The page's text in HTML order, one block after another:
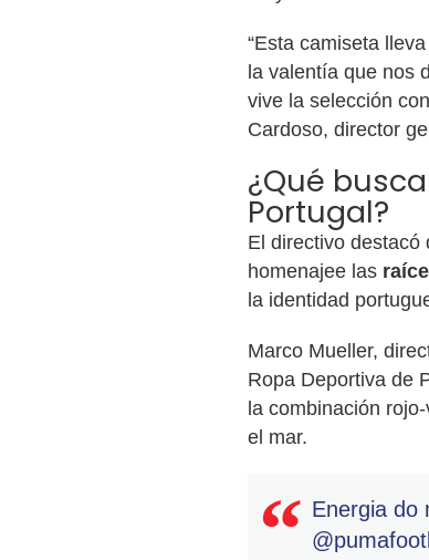
“Esta camiseta lleva
la valentía que nos
vive la selección
Cardoso, director
¿Qué
Portugal?
El directivo destacó
homenajee las
la identidad
Marco Mueller,
Ropa Deportiva de
la combinación
el mar.
Energia